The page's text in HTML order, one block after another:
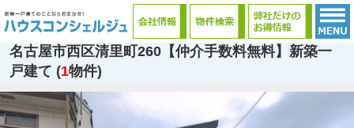
名古屋市西区清里町260【仲介手数料無料】新築一
戸建て (1物件)